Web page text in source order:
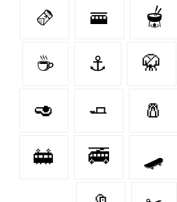
🫔 🚟 🫕
☕️ ⚓️ 🥋
🥑 🧈 🧂
🚋 🚎 🛹